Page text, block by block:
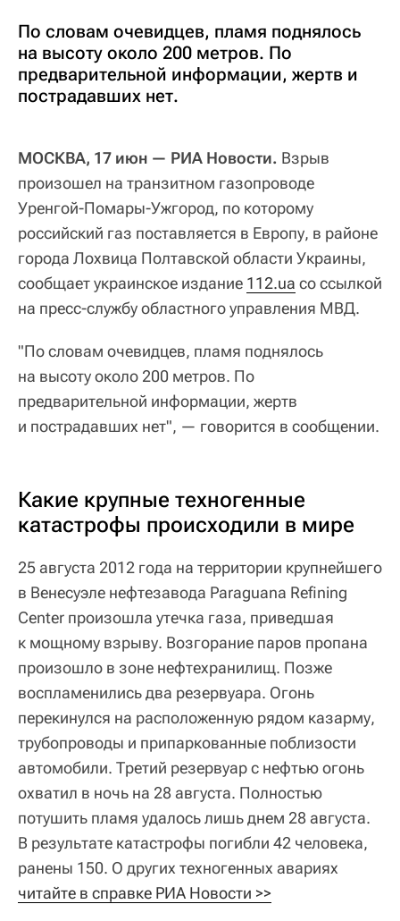
По словам очевидцев, пламя поднялось
на высоту около 200 метров. По
предварительной информации, жертв и
пострадавших нет.
МОСКВА, 17 июн — РИА Новости. Взрыв
произошел на транзитном газопроводе
Уренгой-Помары-Ужгород, по которому
российский газ поставляется в Европу, в районе
города Лохвица Полтавской области Украины,
сообщает украинское издание 112.ua со ссылкой
на пресс-службу областного управления МВД.
"По словам очевидцев, пламя поднялось
на высоту около 200 метров. По
предварительной информации, жертв
и пострадавших нет", — говорится в сообщении.
Какие крупные техногенные
катастрофы происходили в мире
25 августа 2012 года на территории крупнейшего
в Венесуэле нефтезавода Paraguana Refining
Center произошла утечка газа, приведшая
к мощному взрыву. Возгорание паров пропана
произошло в зоне нефтехранилищ. Позже
воспламенились два резервуара. Огонь
перекинулся на расположенную рядом казарму,
трубопроводы и припаркованные поблизости
автомобили. Третий резервуар с нефтью огонь
охватил в ночь на 28 августа. Полностью
потушить пламя удалось лишь днем 28 августа.
В результате катастрофы погибли 42 человека,
ранены 150. О других техногенных авариях
читайте в справке РИА Новости >>